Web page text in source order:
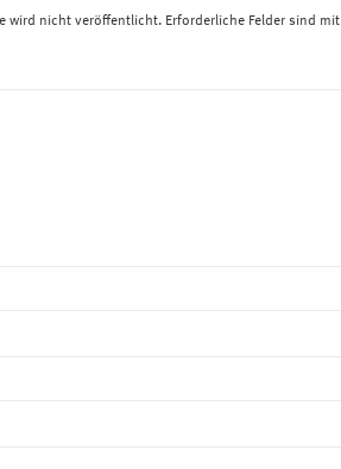
wird nicht veröffentlicht. Erforderliche Felder sind mit